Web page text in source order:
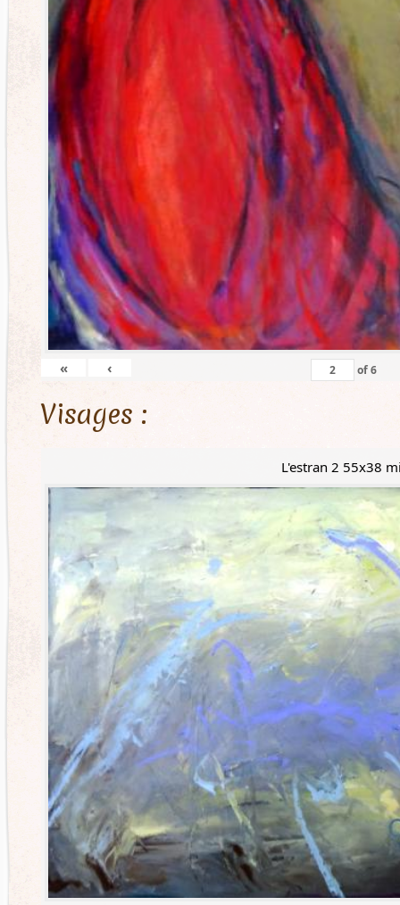
« ‹ of6
Visages :
L'estran 2 55x38